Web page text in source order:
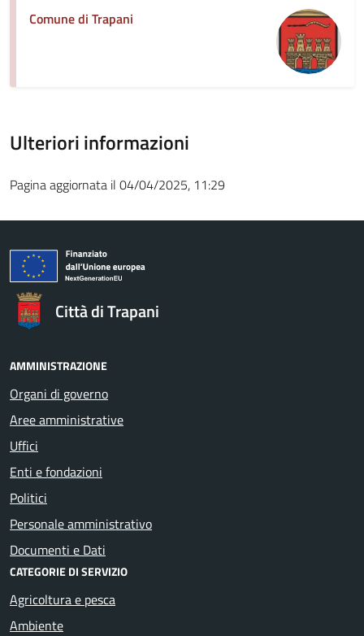
Comune di Trapani
Ulteriori informazioni
Pagina aggiornata il 04/04/2025, 11:29
Città di Trapani
AMMINISTRAZIONE
Organi di governo
Aree amministrative
Uffici
Enti e fondazioni
Politici
Personale amministrativo
Documenti e Dati
CATEGORIE DI SERVIZIO
Agricoltura e pesca
Ambiente